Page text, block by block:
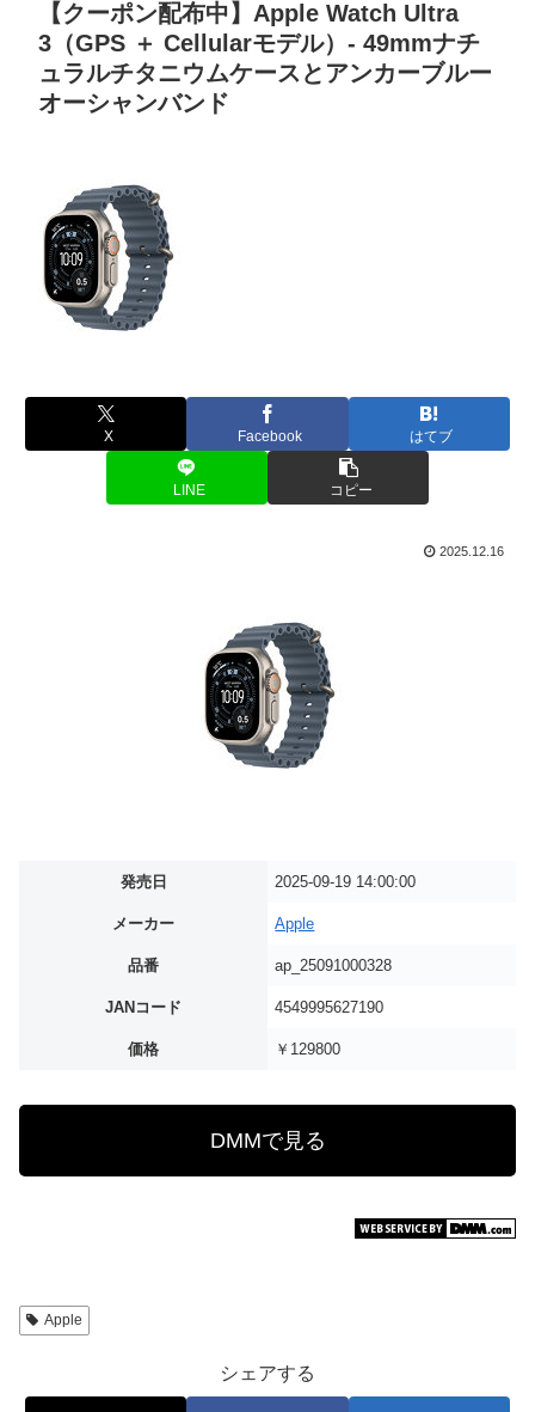
【クーポン配布中】Apple Watch Ultra
3（GPS ＋ Cellularモデル）- 49mmナチ
ュラルチタニウムケースとアンカーブルー
オーシャンバンド
X Facebook はてブ
LINE コピー
2025.12.16
発売日 2025-09-19 14:00:00
メーカー Apple
品番 ap_25091000328
JANコード 4549995627190
価格 ￥129800
DMMで見る
Apple
シェアする